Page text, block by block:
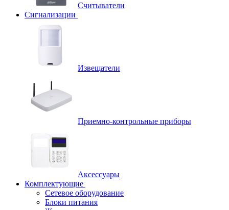
Считыватели
Сигнализации
Извещатели
Приемно-контрольные приборы
Аксессуары
Комплектующие
Сетевое оборудование
Блоки питания